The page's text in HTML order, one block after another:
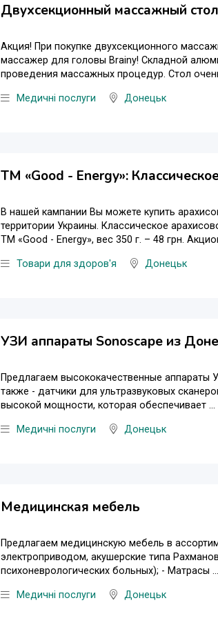
Двухсекционный массажный
Акция! При покупке двухсекционного
массажер для головы Brainy! Складной
проведения массажных процедур. Стол
Медичні послуги Донецьк
ТМ «Good - Energy»:
В нашей кампании Вы можете купить
территории Украины. Классическое
ТМ «Good - Energy», вес 350 г. – 48 грн.
Товари для здоров'я Донецьк
УЗИ аппараты Sonoscape из
Предлагаем высококачественные
также - датчики для ультразвуковых
высокой мощности, которая обеспечивает ...
Медичні послуги Донецьк
Медицинская мебель
Предлагаем медицинскую мебель в
электроприводом, акушерские типа
психоневрологических больных); - Матрасы ...
Медичні послуги Донецьк